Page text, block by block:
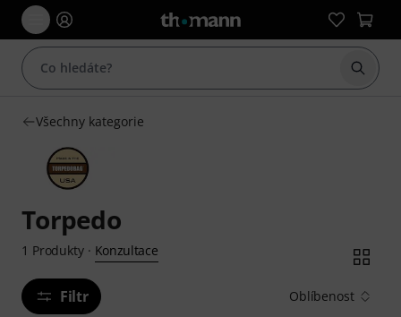
Začít
Všechny kategorie
Torpedo
1 Produkty· Konzultace
Filtr Oblíbenost